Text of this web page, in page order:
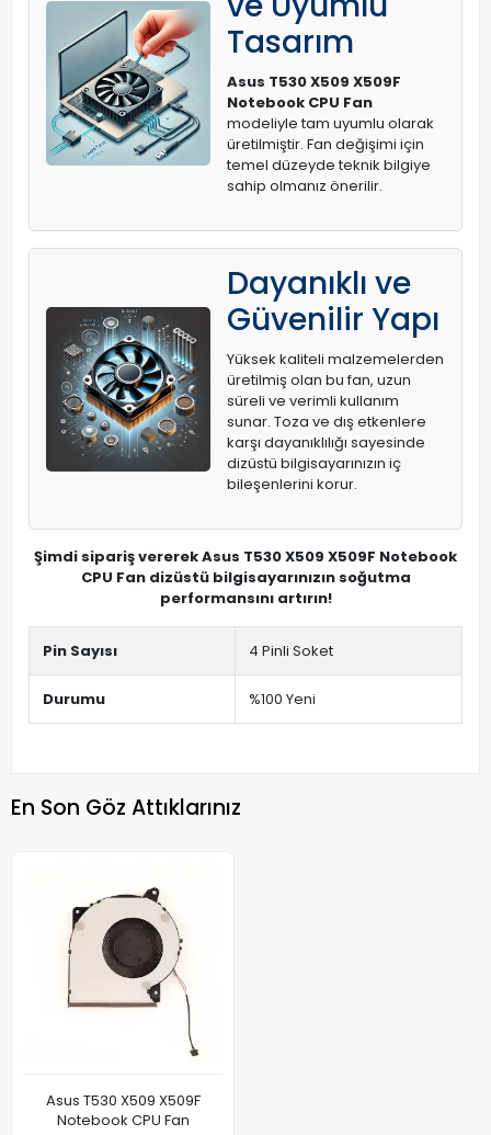
Tasarım
Asus T530 X509 X509F
Notebook CPU Fan
modeliyle tam uyumlu olarak
üretilmiştir. Fan değişimi için
temel düzeyde teknik bilgiye
sahip olmanız önerilir.
Dayanıklı ve
Güvenilir Yapı
Yüksek kaliteli malzemelerden
üretilmiş olan bu fan, uzun
süreli ve verimli kullanım
sunar. Toza ve dış etkenlere
karşı dayanıklılığı sayesinde
dizüstü bilgisayarınızın iç
bileşenlerini korur.
Şimdi sipariş vererek Asus T530 X509 X509F Notebook
CPU Fan dizüstü bilgisayarınızın soğutma
performansını artırın!
Pin Sayısı 4 Pinli Soket
Durumu %100 Yeni
En Son Göz Attıklarınız
Asus T530 X509 X509F
Notebook CPU Fan